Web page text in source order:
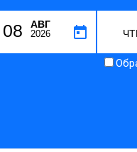
08 АВГ
2026